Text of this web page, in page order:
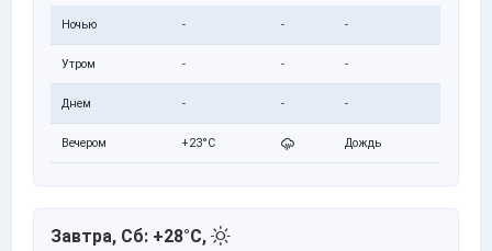
Ночью - - -
Утром - - -
Днем - - -
Вечером +23°C Дождь
Завтра, Сб: +28°C,